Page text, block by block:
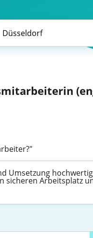
Arbeitsplatz